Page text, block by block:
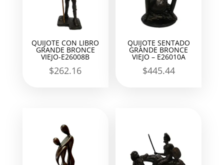
QUIJOTE CON LIBRO
GRANDE BRONCE
VIEJO-E26008B
$262.16
QUIJOTE SENTADO
GRANDE BRONCE
VIEJO – E26010A
$445.44